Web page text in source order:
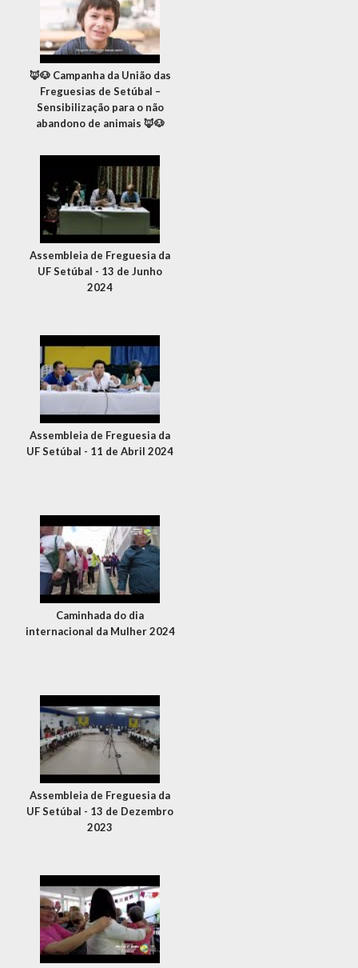
🦊🐶 Campanha da União das
Freguesias de Setúbal –
Sensibilização para o não
abandono de animais 🦊🐶
Assembleia de Freguesia da
UF Setúbal - 13 de Junho
2024
Assembleia de Freguesia da
UF Setúbal - 11 de Abril 2024
Caminhada do dia
internacional da Mulher 2024
Assembleia de Freguesia da
UF Setúbal - 13 de Dezembro
2023